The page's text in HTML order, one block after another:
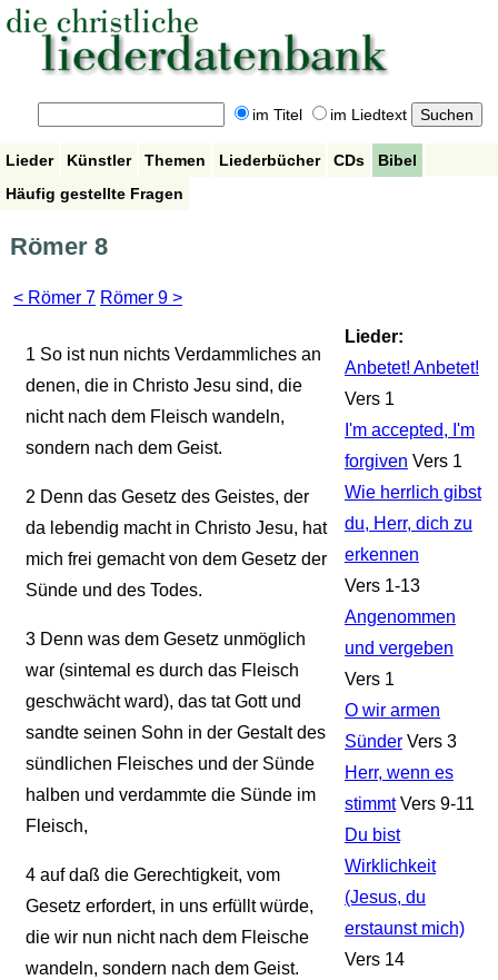
im Titel im Liedtext
Lieder Künstler Themen Liederbücher CDs
Bibel
Häufig gestellte Fragen
Römer 8
< Römer 7 Römer 9 >
1 So ist nun nichts Verdammliches an
denen, die in Christo Jesu sind, die
nicht nach dem Fleisch wandeln,
sondern nach dem Geist.
2 Denn das Gesetz des Geistes, der
da lebendig macht in Christo Jesu, hat
mich frei gemacht von dem Gesetz der
Sünde und des Todes.
3Denn was dem Gesetz unmöglich
war (sintemal es durch das Fleisch
geschwächt ward), das tat Gott und
sandte seinen Sohn in der Gestalt des
sündlichen Fleisches und der Sünde
halben und verdammte die Sünde im
Fleisch,
4auf daß die Gerechtigkeit, vom
Gesetz erfordert, in uns erfüllt würde,
die wir nun nicht nach dem Fleische
wandeln, sondern nach dem Geist.
Lieder:
Anbetet! Anbetet!
Vers 1
I'm accepted, I'm
forgiven Vers 1
Wie herrlich gibst
du, Herr, dich zu
erkennen
Vers 1-13
Angenommen
und vergeben
Vers 1
O wir armen
Sünder Vers 3
Herr, wenn es
stimmt Vers 9-11
Du bist
Wirklichkeit
(Jesus, du
erstaunst mich)
Vers 14